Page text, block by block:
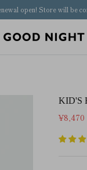
open! Store will be
KID'S
¥8,470